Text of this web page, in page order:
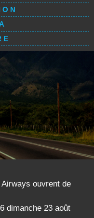
ouvrent de
dimanche 23 août